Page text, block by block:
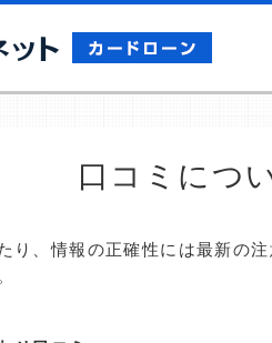
口コミにつ
り、情報の正確性には最新の